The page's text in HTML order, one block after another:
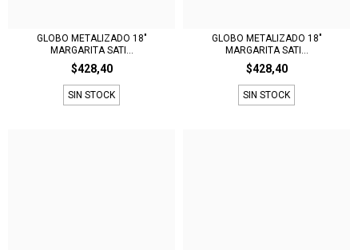
GLOBO METALIZADO 18"
MARGARITA SATI...
$428,40
SIN STOCK
GLOBO METALIZADO 18"
MARGARITA SATI...
$428,40
SIN STOCK